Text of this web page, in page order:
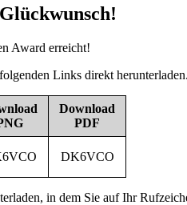
Award erreicht!
Links direkt herunterladen.
Download
PDF
DK6VCO
in dem Sie auf Ihr